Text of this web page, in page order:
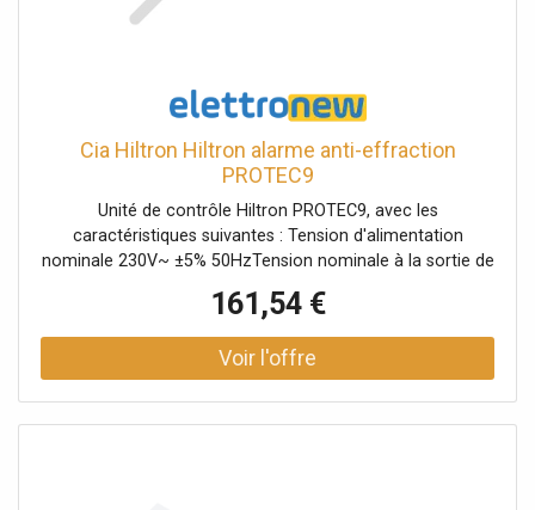
Cia Hiltron Hiltron alarme anti-effraction
PROTEC9
Unité de contrôle Hiltron PROTEC9, avec les
caractéristiques suivantes : Tension d'alimentation
nominale 230V~ ±5% 50HzTension nominale à la sortie de
maximale 140mAAbsorption maximale de l'unité de
contrôle seulement 35mACourant maximum pouvant être
fourni par le bloc d'alimentation 1A (AL5)Courant
maximum délivrable en sortie de sirènes 3A (avec batterie
161,54 €